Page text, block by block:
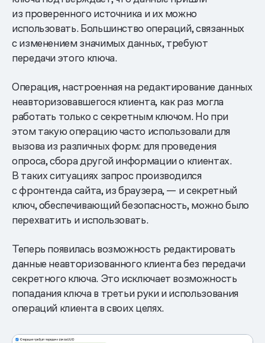
из проверенного источника и их можно
использовать. Большинство операций, связанных
с изменением значимых данных, требуют
передачи этого ключа.
Операция, настроенная на редактирование данных
неавторизовавшегося клиента, как раз могла
работать только с секретным ключом. Но при
этом такую операцию часто использовали для
вызова из различных форм: для проведения
опроса, сбора другой информации о клиентах.
В таких ситуациях запрос производился
с фронтенда сайта, из браузера, — и секретный
ключ, обеспечивающий безопасность, можно было
перехватить и использовать.
Теперь появилась возможность редактировать
данные неавторизованного клиента без передачи
секретного ключа. Это исключает возможность
попадания ключа в третьи руки и использования
операций клиента в своих целях.